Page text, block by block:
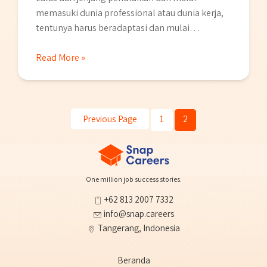
memasuki dunia professional atau dunia kerja,
tentunya harus beradaptasi dan mulai
kemampuan yang kamu dapatkan di bangku
depan sudah mulai terbentuk. Tidak ada
perencanaan yang baik atau bahkan …
Read More »
Previous Page 1 2
One million job success stories.
+62 813 2007 7332
info@snap.careers
Tangerang, Indonesia
Beranda